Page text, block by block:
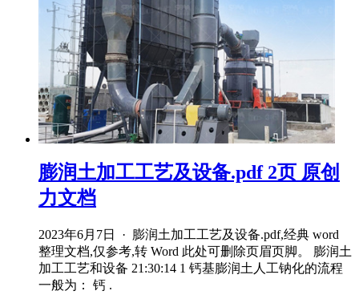
膨润土加工工艺及设备.pdf 2页 原创
力文档
2023年6月7日 · 膨润土加工工艺及设备.pdf,经典 word
整理文档,仅参考,转 Word 此处可删除页眉页脚。 膨润土
加工工艺和设备 21:30:14 1 钙基膨润土人工钠化的流程
一般为： 钙 .